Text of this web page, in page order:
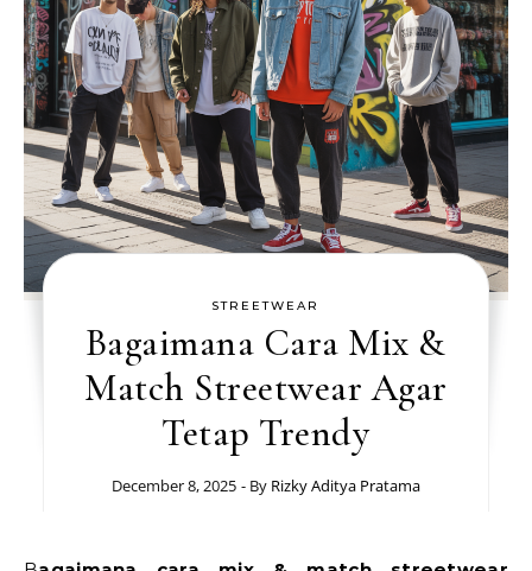
STREETWEAR
Bagaimana Cara Mix &
Match Streetwear Agar
Tetap Trendy
December 8, 2025 - By Rizky Aditya Pratama